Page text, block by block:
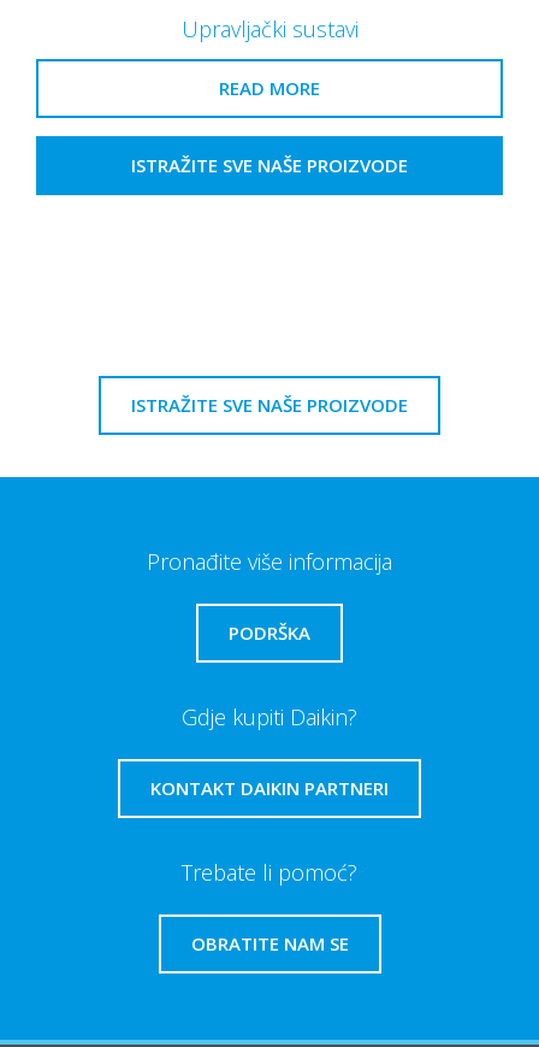
Upravljački sustavi
READ MORE
ISTRAŽITE SVE NAŠE PROIZVODE
ISTRAŽITE SVE NAŠE PROIZVODE
Pronađite više informacija
PODRŠKA
Gdje kupiti Daikin?
KONTAKT DAIKIN PARTNERI
Trebate li pomoć?
OBRATITE NAM SE